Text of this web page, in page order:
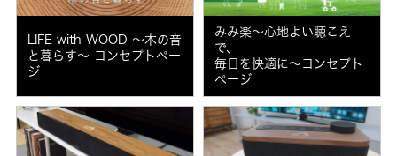
LIFE with WOOD ～木の音
と暮らす～ コンセプトペー
ジ
みみ楽～心地よい聴こえ
で、
毎日を快適に～コンセプト
ページ